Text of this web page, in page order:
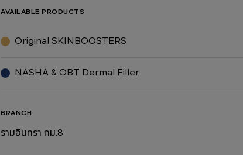
AVAILABLE PRODUCTS
Original SKINBOOSTERS
NASHA & OBT Dermal Filler
BRANCH
รามอินทรา กม.8